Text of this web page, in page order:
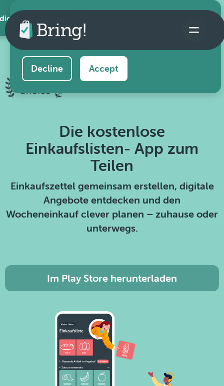
AppThis website uses cookies to ensure you get the
best experience on our website.
Decline Accept
Die kostenlose
Einkaufslisten- App zum
Teilen
Einkaufszettel gemeinsam erstellen, digitale
Angebote entdecken und den
Wocheneinkauf clever planen – zuhause oder
unterwegs.
Im Play Store herunterladen